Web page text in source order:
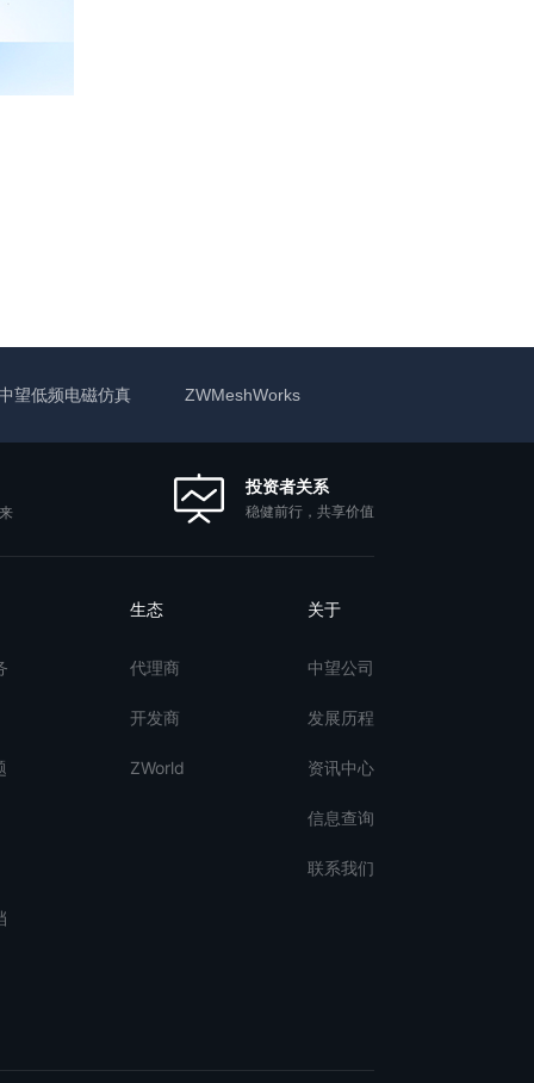
望低频电磁仿真 ZWMeshWorks
投资者关系
稳健前行，共享价值
生态
代理商
开发商
ZWorld
关于
中望公司
发展历程
资讯中心
信息查询
联系我们